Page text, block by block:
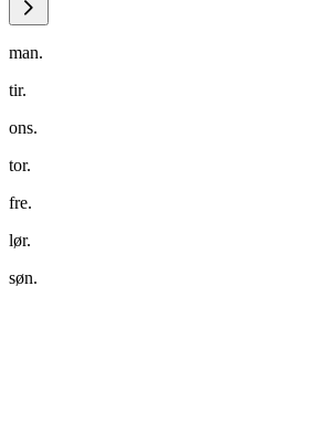
man.
tir.
ons.
tor.
fre.
lør.
søn.